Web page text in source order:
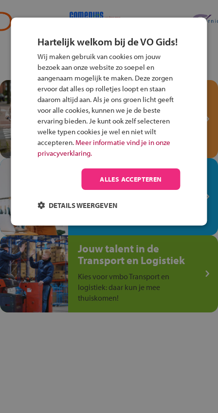
Test je kennis met het
Fiets Veilig
Verkeersspel!
Speel het Fiets Veilig Verkeersspel
en win een Cortina-fiets!
In de winkel ben je op je
plek!
op de winkelvloer, waar elke dag
Jouw talent in de
Transport en Logistiek
Kies voor vmbo Transport en
logistiek: daar kun je mee
thuiskomen!
Hartelijk welkom bij de VO Gids!
Wij maken gebruik van cookies om jouw
bezoek aan onze website zo soepel en
aangenaam mogelijk te maken. Deze zorgen
ervoor dat alles op rolletjes loopt en staan
daarom altijd aan. Als je ons groen licht geeft
voor alle cookies, kunnen we je de beste
ervaring bieden. Je kunt ook zelf selecteren
welke typen cookies je wel en niet wilt
accepteren. Meer informatie vind je in onze
privacyverklaring.
ALLES ACCEPTEREN
DETAILS WEERGEVEN